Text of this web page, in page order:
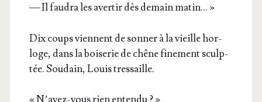
— Il fau­dra les aver­tir dès demain matin… »
Dix coups viennent de son­ner à la vieille hor­
loge, dans la boi­se­rie de chêne fine­ment sculp­
tée. Sou­dain, Louis tressaille.